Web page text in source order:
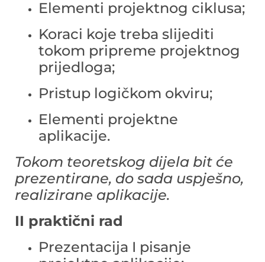
Elementi projektnog ciklusa;
Koraci koje treba slijediti
tokom pripreme projektnog
prijedloga;
Pristup logičkom okviru;
Elementi projektne
aplikacije.
Tokom teoretskog dijela bit će
prezentirane, do sada uspješno,
realizirane aplikacije.
II praktični rad
Prezentacija I pisanje